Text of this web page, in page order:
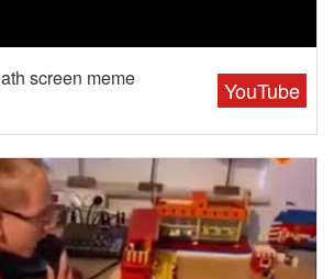
YouTube
screen meme